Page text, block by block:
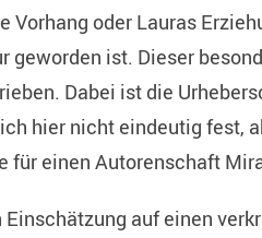
Vorhang oder Lauras
geworden ist. Dieser
Dabei ist die
hier nicht eindeutig fest,
für einen Autorenschaft
Einschätzung auf einen